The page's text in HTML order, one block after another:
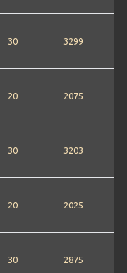
30 3299
20 2075
30 3203
20 2025
30 2875